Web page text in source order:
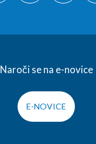
Naroči se na e-novice
E-NOVICE